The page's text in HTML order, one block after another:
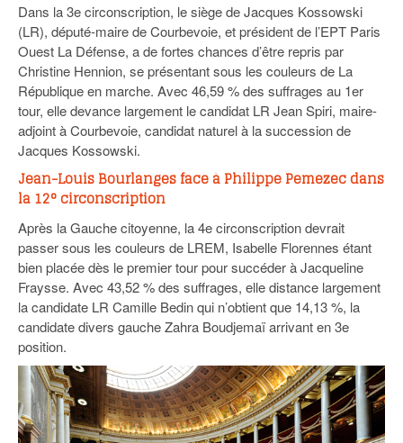
Dans la 3e circonscription, le siège de Jacques Kossowski
(LR), député-maire de Courbevoie, et président de l’EPT Paris
Ouest La Défense, a de fortes chances d’être repris par
Christine Hennion, se présentant sous les couleurs de La
République en marche. Avec 46,59 % des suffrages au 1er
tour, elle devance largement le candidat LR Jean Spiri, maire-
adjoint à Courbevoie, candidat naturel à la succession de
Jacques Kossowski.
Jean-Louis Bourlanges face à Philippe Pemezec dans
la 12° circonscription
Après la Gauche citoyenne, la 4e circonscription devrait
passer sous les couleurs de LREM, Isabelle Florennes étant
bien placée dès le premier tour pour succéder à Jacqueline
Fraysse. Avec 43,52 % des suffrages, elle distance largement
la candidate LR Camille Bedin qui n’obtient que 14,13 %, la
candidate divers gauche Zahra Boudjemaï arrivant en 3e
position.